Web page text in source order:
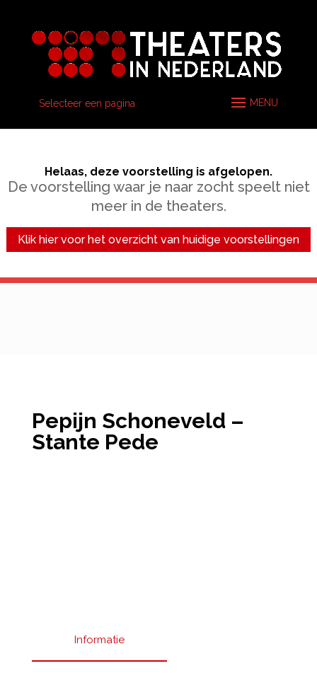
Selecteer een pagina
Helaas, deze voorstelling is afgelopen.
De voorstelling waar je naar zocht speelt niet
meer in de theaters.
Klik hier voor het overzicht van huidige voorstellingen
Pepijn Schoneveld –
Stante Pede
Informatie